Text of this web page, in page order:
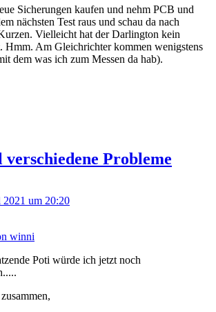
Sicherungen kaufen und nehm PCB und
nächsten Test raus und schau da nach
Vielleicht hat der Darlington kein
Hmm. Am Gleichrichter kommen wenigstens
dem was ich zum Messen da hab).
Probleme
um 20:20
winni
Poti würde ich jetzt noch